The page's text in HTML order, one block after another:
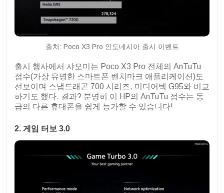
출처: Poco X3 Pro 인도네시아 출시 이벤트
출시 행사에서 샤오미는 Poco X3 Pro 전체의 AnTuTu
점수(가장 유명한 스마트폰 벤치마크 애플리케이션)도
선보이며 스냅드래곤 700 시리즈, 미디어텍 G95와 비교
하기도 했다. 결과? 분명히 이 HP의 AnTuTu 점수는 동
급의 다른 휴대폰을 쉽게 능가할 수 있습니다!
2. 게임 터보 3.0